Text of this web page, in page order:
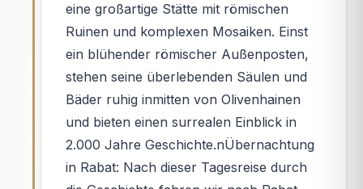
eine großartige Stätte mit römischen
Ruinen und komplexen Mosaiken. Einst
ein blühender römischer Außenposten,
stehen seine überlebenden Säulen und
Bäder ruhig inmitten von Olivenhainen
und bieten einen surrealen Einblick in
2.000 Jahre Geschichte.nÜbernachtung
in Rabat: Nach dieser Tagesreise durch